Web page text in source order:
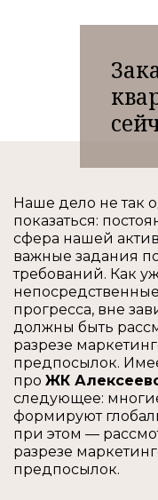
Наше дело не так
показаться:
сфера нашей
важные задания
требований. Как
прогресса, вне
должны быть
разрезе
предпосылок.
про ЖК
следующее:
формируют
при этом —
разрезе
предпосылок.